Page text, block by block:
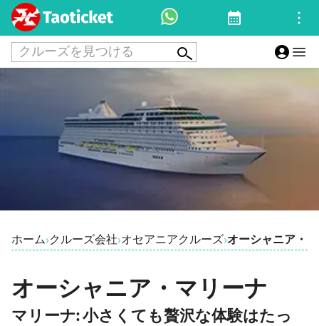
クルーズを見つける
ホーム›クルーズ会社›オセアニアクルーズ›オーシャニア・
オーシャニア・マリーナ
マリーナ: 小さくても贅沢な体験はたっ